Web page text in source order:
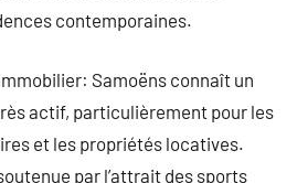
contemporaines.
Samoëns connaît un
actif, particulièrement pour les
et les propriétés locatives.
par l’attrait des sports